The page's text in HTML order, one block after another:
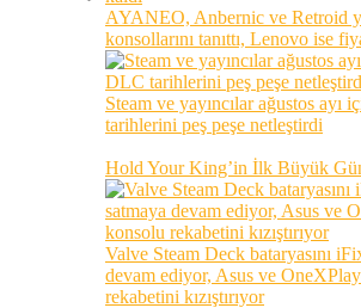
AYANEO, Anbernic ve Retroid
konsollarını tanıttı, Lenovo ise
Steam ve yayıncılar ağustos
tarihlerini peş peşe netleştirdi
Hold Your King’in İlk Büyük
Valve Steam Deck bataryasını
devam ediyor, Asus ve
rekabetini kızıştırıyor